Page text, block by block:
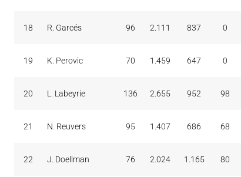
18 R. Garcés 96 2.111 837 0
19 K. Perovic 70 1.459 647 0
20 L. Labeyrie 136 2.655 952 98
21 N. Reuvers 95 1.407 686 68
22 J. Doellman 76 2.024 1.165 80